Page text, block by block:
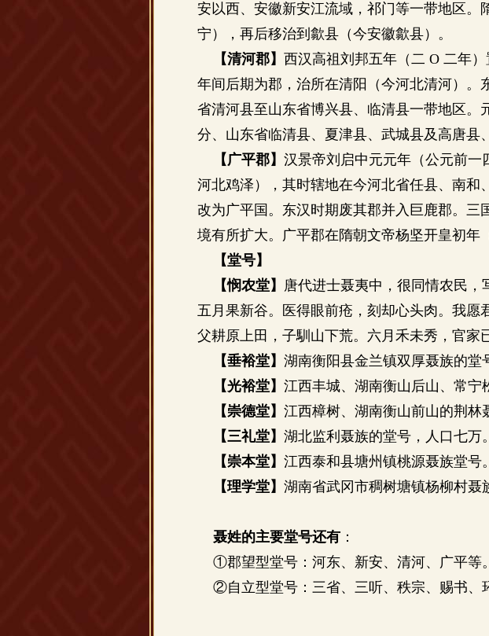
安以西、安徽新安江流域，祁门等一带地区
宁），再后移治到歙县（今安徽歙县）。
【清河郡】 西汉高祖刘邦五年（二 O 二年
年间后期为郡，治所在清阳（今河北清河）
省清河县至山东省博兴县、临清县一带地区
分、山东省临清县、夏津县、武城县及高唐县
【广平郡】 汉景帝刘启中元元年（公元前一
河北鸡泽），其时辖地在今河北省任县、南
改为广平国。东汉时期废其郡并入巨鹿郡。
境有所扩大。广平郡在隋朝文帝杨坚开皇初年
【堂号】
【悯农堂】 唐代进士聂夷中，很同情农民，
五月果新谷。医得眼前疮，刻却心头肉。我愿
父耕原上田，子馴山下荒。六月禾未秀，官家
【垂裕堂】 湖南衡阳县金兰镇双厚聂族的堂
【光裕堂】 江西丰城、湖南衡山后山、常宁
【崇德堂】 江西樟树、湖南衡山前山的荆林
【三礼堂】 湖北监利聂族的堂号，人口七万。
【崇本堂】 江西泰和县塘州镇桃源聂族堂号。
【理学堂】 湖南省武冈市稠树塘镇杨柳村聂
聂姓的主要堂号还有 ：
①郡望型堂号：河东、新安、清河、广平等。
②自立型堂号：三省、三听、秩宗、赐书、